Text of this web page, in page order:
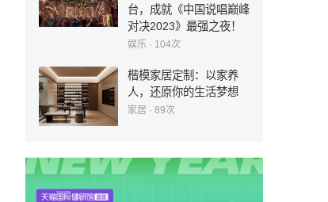
台，成就《中国说唱巅峰
对决2023》最强之夜！
娱乐 · 104次
楷模家居定制：以家养
人，还原你的生活梦想
家居 · 89次